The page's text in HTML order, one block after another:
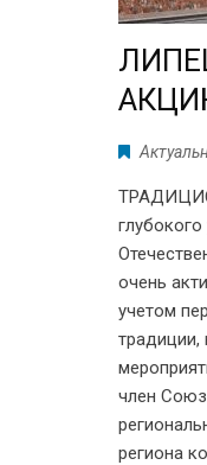
очень
учетом
член
региона